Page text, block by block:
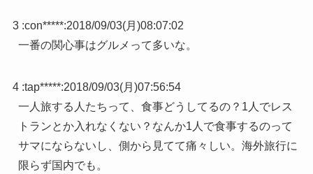
3 :con*****:2018/09/03(月)08:07:02
一番の関心事はグルメって多いな。
4 :tap*****:2018/09/03(月)07:56:54
一人旅する人たちって、食事どうしてるの？1人でレス
トランとか入れなくない？なんか1人で食事するのって
サマにならないし、側から見てて痛々しい。海外旅行に
限らず国内でも。